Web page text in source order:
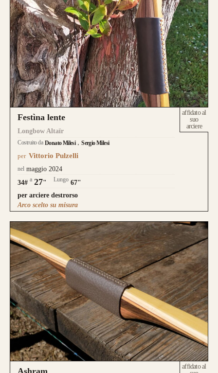
Festìna lente
Longbow Altaïr
Costruito da Donato Milesi Sergio Milesi
per Vittorio Pulzelli
nel maggio 2024
34# a 27" Lungo 67"
per arciere destrorso
affidato al
suo
arciere
Arco scelto su misura
Ashram
affidato al